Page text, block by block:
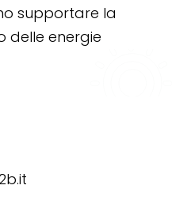
supportare la
delle energie